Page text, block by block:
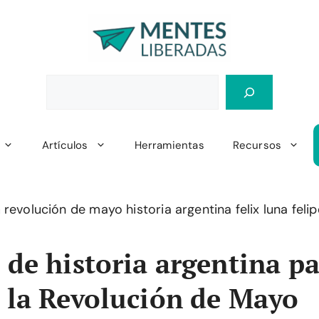
Artículos Herramientas Recursos
historia argentina
Revolución de Mayo